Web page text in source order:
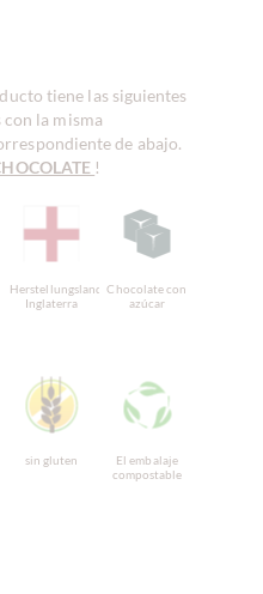
tiene las siguientes
la misma
de abajo.
!
Herstellungsland
Inglaterra
Chocolate con
azúcar
sin gluten
El embalaje
compostable